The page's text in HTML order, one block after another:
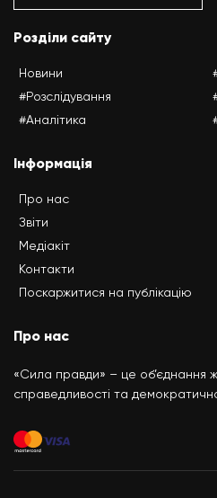
Розділи сайту
Новини
#Розслідування
#Аналітика
Інформація
Про нас
Звіти
Медіакіт
Контакти
Поскаржитися на публікацію
Про нас
«Сила правди» – це об’єднання
справедливості та